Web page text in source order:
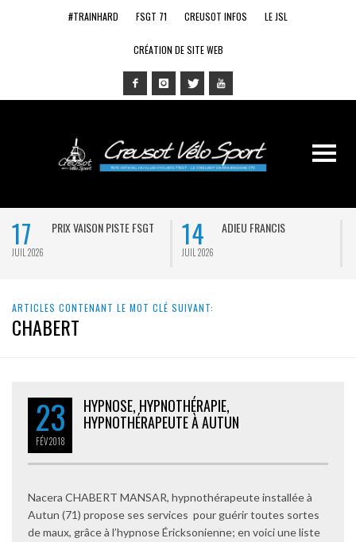
#TRAINHARD FSGT 71 CREUSOT INFOS LE JSL
CRÉATION DE SITE WEB
17
JUIL 2026
PRIX VAISON PISTE FSGT 14
JUIL 2026
ADIEU FRANCIS
ARTICLES CONTENANT LE MOT CLÉ SUIVANT:
CHABERT
23
FÉV2018
HYPNOSE, HYPNOTHÉRAPIE,
HYPNOTHÉRAPEUTE À AUTUN
Nacera CHABERT MANSAR, hypnothérapeute installée à
Autun (71) propose ses services pour guérir toutes sortes
de maux, grâce à l’hypnose Éricksonienne; en voici une liste